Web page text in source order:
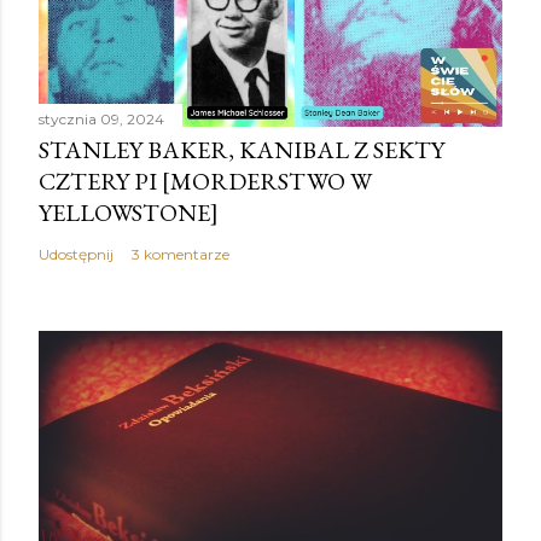
i
j
k
o
m
e
n
t
a
z
stycznia 09, 2024
STANLEY BAKER, KANIBAL Z SEKTY
CZTERY PI [MORDERSTWO W
YELLOWSTONE]
Udostępnij 3 komentarze